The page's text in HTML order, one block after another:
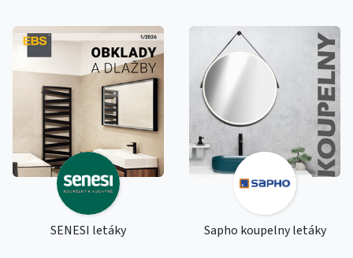
SENESI letáky Sapho koupelny letáky